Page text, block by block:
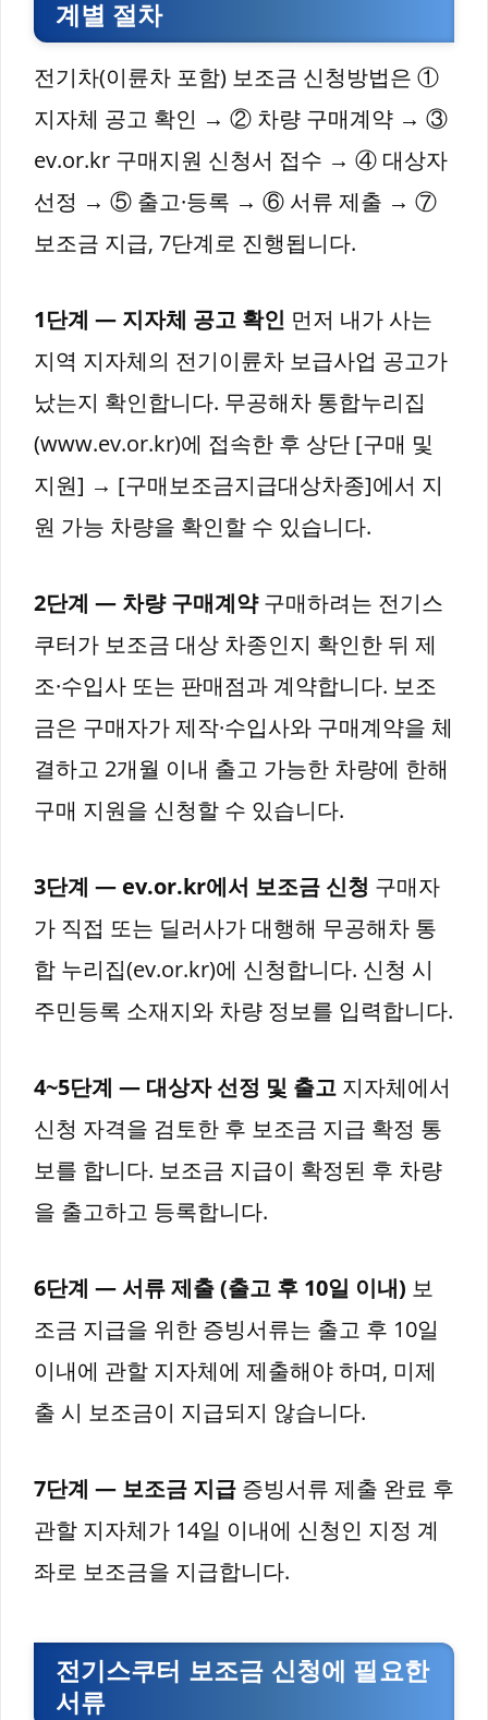
계별 절차
전기차(이륜차 포함) 보조금 신청방법은 ①
지자체 공고 확인 → ② 차량 구매계약 → ③
ev.or.kr 구매지원 신청서 접수 → ④ 대상자
선정 → ⑤ 출고·등록 → ⑥ 서류 제출 → ⑦
보조금 지급, 7단계로 진행됩니다.
1단계 — 지자체 공고 확인 먼저 내가 사는
지역 지자체의 전기이륜차 보급사업 공고가
났는지 확인합니다. 무공해차 통합누리집
(www.ev.or.kr)에 접속한 후 상단 [구매 및
지원] → [구매보조금지급대상차종]에서 지
원 가능 차량을 확인할 수 있습니다.
2단계 — 차량 구매계약구매하려는 전기스
쿠터가 보조금 대상 차종인지 확인한 뒤 제
조·수입사 또는 판매점과 계약합니다. 보조
금은 구매자가 제작·수입사와 구매계약을 체
결하고 2개월 이내 출고 가능한 차량에 한해
구매 지원을 신청할 수 있습니다.
3단계 — ev.or.kr에서 보조금 신청 구매자
가 직접 또는 딜러사가 대행해 무공해차 통
합 누리집(ev.or.kr)에 신청합니다. 신청 시
주민등록 소재지와 차량 정보를 입력합니다.
4~5단계 — 대상자 선정 및 출고 지자체에서
신청 자격을 검토한 후 보조금 지급 확정 통
보를 합니다. 보조금 지급이 확정된 후 차량
을 출고하고 등록합니다.
6단계 — 서류 제출 (출고 후 10일 이내) 보
조금 지급을 위한 증빙서류는 출고 후 10일
이내에 관할 지자체에 제출해야 하며, 미제
출 시 보조금이 지급되지 않습니다.
7단계 — 보조금 지급 증빙서류 제출 완료 후
관할 지자체가 14일 이내에 신청인 지정 계
좌로 보조금을 지급합니다.
전기스쿠터 보조금 신청에 필요한
서류